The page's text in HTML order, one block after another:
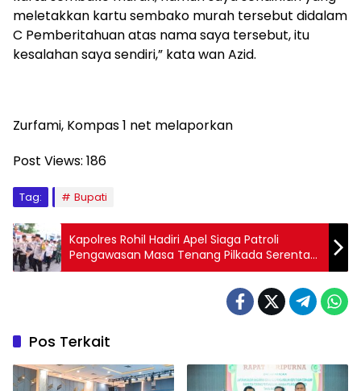
meletakkan kartu sembako murah tersebut didalam
C Pemberitahuan atas nama saya tersebut, itu
kesalahan saya sendiri,” kata wan Azid.
Zurfami, Kompas 1 net melaporkan
Post Views: 186
Tag: Bupati
Kapolres Rohil Hadiri Apel Siaga Patroli
Pengawasan Masa Tenang Pilkada Serentak
Tahun 2024
Pos Terkait